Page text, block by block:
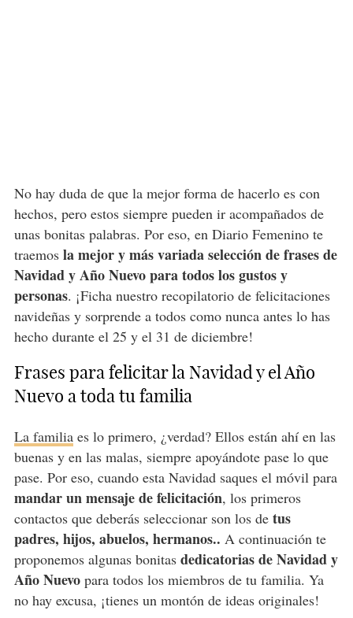
No hay duda de que la mejor forma de hacerlo es con
hechos, pero estos siempre pueden ir acompañados de
unas bonitas palabras. Por eso, en Diario Femenino te
traemos la mejor y más variada selección de frases de
Navidad y Año Nuevo para todos los gustos y
personas. ¡Ficha nuestro recopilatorio de felicitaciones
navideñas y sorprende a todos como nunca antes lo has
hecho durante el 25 y el 31 de diciembre!
Frases para felicitar la Navidad y el Año
Nuevo a toda tu familia
La familiaes lo primero, ¿verdad? Ellos están ahí en las
buenas y en las malas, siempre apoyándote pase lo que
pase. Por eso, cuando esta Navidad saques el móvil para
mandar un mensaje de felicitación, los primeros
contactos que deberás seleccionar son los de tus
padres, hijos, abuelos, hermanos.. A continuación te
proponemos algunas bonitas dedicatorias de Navidad y
Año Nuevopara todos los miembros de tu familia. Ya
no hay excusa, ¡tienes un montón de ideas originales!